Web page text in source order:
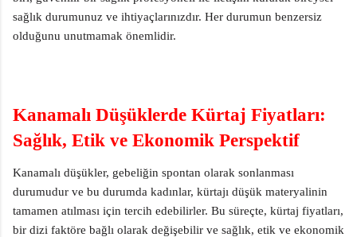
sağlık durumunuz ve ihtiyaçlarınızdır. Her durumun benzersiz
olduğunu unutmamak önemlidir.
Kanamalı Düşüklerde Kürtaj Fiyatları:
Sağlık, Etik ve Ekonomik Perspektif
Kanamalı düşükler, gebeliğin spontan olarak sonlanması
durumudur ve bu durumda kadınlar, kürtajı düşük materyalinin
tamamen atılması için tercih edebilirler. Bu süreçte, kürtaj fiyatları,
bir dizi faktöre bağlı olarak değişebilir ve sağlık, etik ve ekonomik